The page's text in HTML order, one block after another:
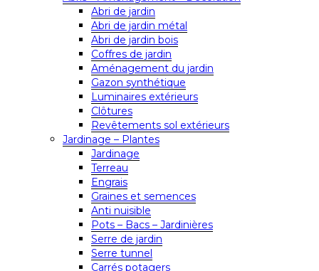
Abri de jardin
Abri de jardin métal
Abri de jardin bois
Coffres de jardin
Aménagement du jardin
Gazon synthétique
Luminaires extérieurs
Clôtures
Revêtements sol extérieurs
Jardinage – Plantes
Jardinage
Terreau
Engrais
Graines et semences
Anti nuisible
Pots – Bacs – Jardinières
Serre de jardin
Serre tunnel
Carrés potagers